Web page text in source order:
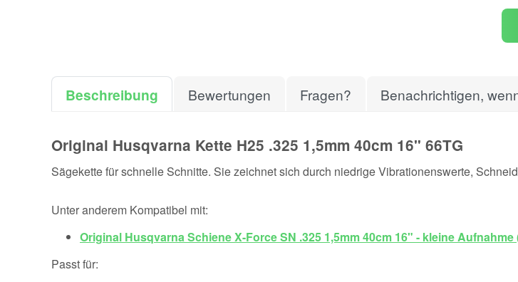
Beschreibung Bewertungen Fragen? Benachrichtigen,
Original Husqvarna Kette H25 .325 1,5mm 40cm 16" 66TG
Sägekette für schnelle Schnitte. Sie zeichnet sich durch niedrige Vibrationenswerte,
Unter anderem Kompatibel mit:
Original Husqvarna Schiene X-Force SN .325 1,5mm 40cm 16" - kleine Aufnahme
Passt für: